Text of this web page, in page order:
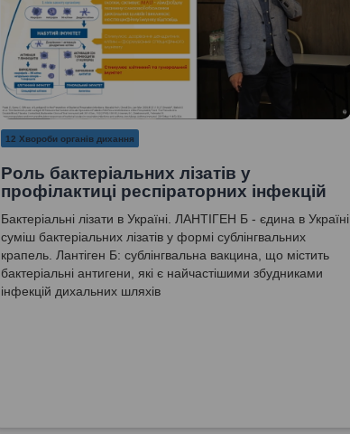
12 Хвороби органів дихання
Роль бактеріальних лізатів у
профілактиці респіраторних інфекцій
Бактеріальні лізати в Україні. ЛАНТІГЕН Б - єдина в Україні
суміш бактеріальних лізатів у формі сублінгвальних
крапель. Лантіген Б: сублінгвальна вакцина, що містить
бактеріальні антигени, які є найчастішими збудниками
інфекцій дихальних шляхів